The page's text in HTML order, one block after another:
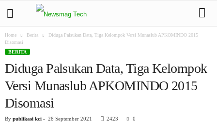
Home Berita
Diduga Palsukan Data, Tiga Kelompok Versi Munaslub APKOMINDO 2015
Disomasi
BERITA
Diduga Palsukan Data, Tiga Kelompok
Versi Munaslub APKOMINDO 2015
Disomasi
By publikasi kci - 28 September 2021 2423 0